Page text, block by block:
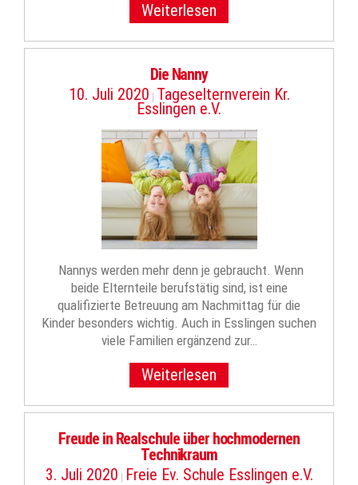
Weiterlesen
Die Nanny
10. Juli 2020 | Tageselternverein Kr.
Esslingen e.V.
Nannys werden mehr denn je gebraucht. Wenn
beide Elternteile berufstätig sind, ist eine
qualifizierte Betreuung am Nachmittag für die
Kinder besonders wichtig. Auch in Esslingen suchen
viele Familien ergänzend zur…
Weiterlesen
Freude in Realschule über hochmodernen
Technikraum
3. Juli 2020 | Freie Ev. Schule Esslingen e.V.